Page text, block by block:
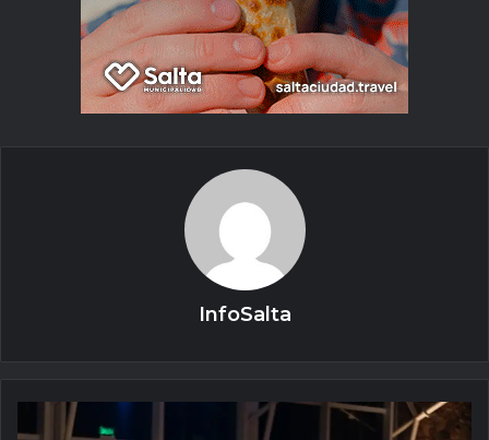
InfoSalta